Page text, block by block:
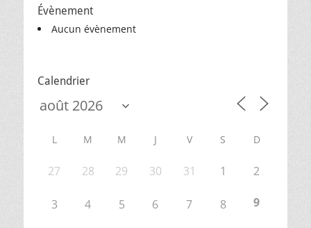
Évènement
Aucun évènement
Calendrier
L M M J V S D
27 28 29 30 31 1 2
3 4 5 6 7 8 9